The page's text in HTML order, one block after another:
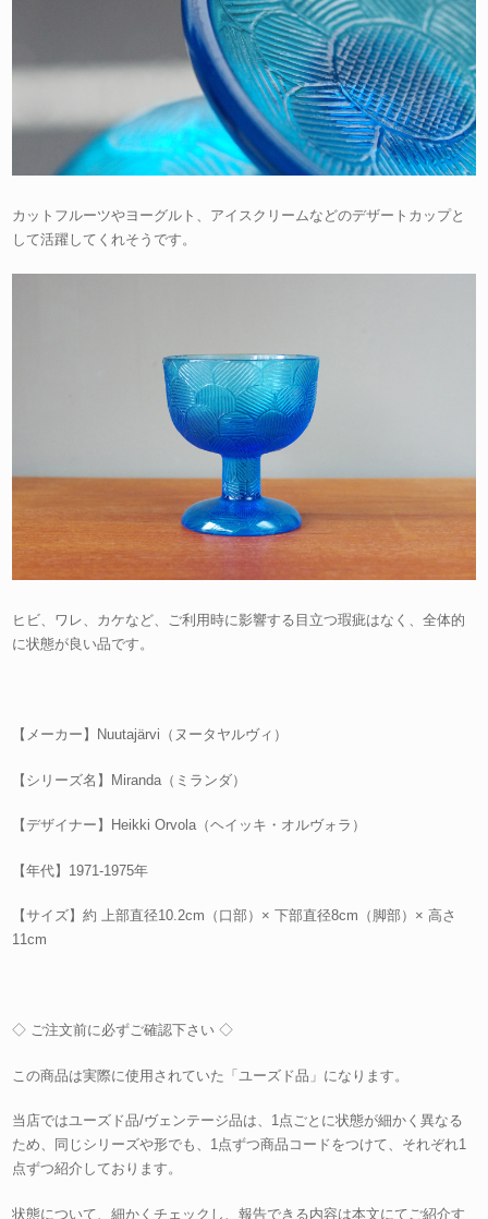
カットフルーツやヨーグルト、アイスクリームなどのデザートカップと
して活躍してくれそうです。
ヒビ、ワレ、カケなど、ご利用時に影響する目立つ瑕疵はなく、全体的
に状態が良い品です。
【メーカー】Nuutajärvi（ヌータヤルヴィ）
【シリーズ名】Miranda（ミランダ）
【デザイナー】Heikki Orvola（ヘイッキ・オルヴォラ）
【年代】1971-1975年
【サイズ】約 上部直径10.2cm（口部）× 下部直径8cm（脚部）× 高さ
11cm
◇ ご注文前に必ずご確認下さい ◇
この商品は実際に使用されていた「ユーズド品」になります。
当店ではユーズド品/ヴェンテージ品は、1点ごとに状態が細かく異なる
ため、同じシリーズや形でも、1点ずつ商品コードをつけて、それぞれ1
点ずつ紹介しております。
状態について、細かくチェックし、報告できる内容は本文にてご紹介す